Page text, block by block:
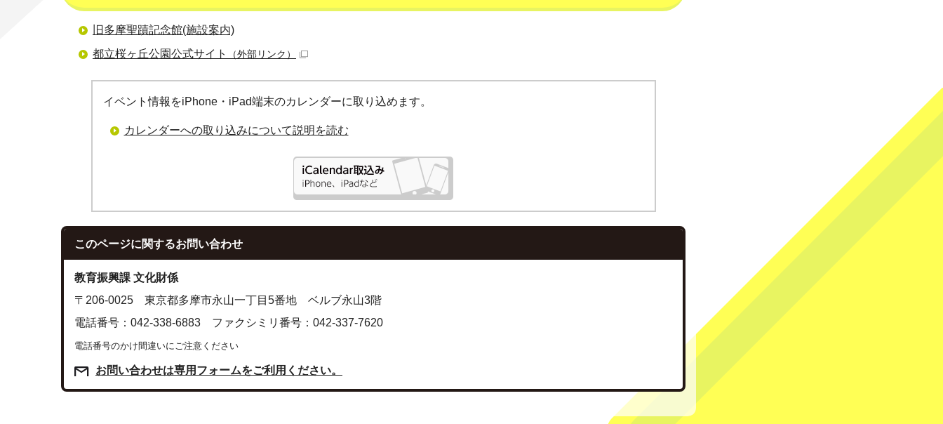
旧多摩聖蹟記念館(施設案内)
都立桜ヶ丘公園公式サイト
（外部リンク）
イベント情報をiPhone・iPad端末のカレンダーに取り込めます。
カレンダーへの取り込みについて説明を読む
このページに関するお問い合わせ
教育振興課 文化財係
〒206-0025 東京都多摩市永山一丁目5番地 ベルブ永山3階
電話番号：042-338-6883 ファクシミリ番号：042-337-7620
電話番号のかけ間違いにご注意ください
お問い合わせは専用フォームをご利用ください。